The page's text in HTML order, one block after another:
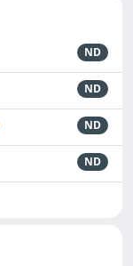
ND
ND
ND
ND